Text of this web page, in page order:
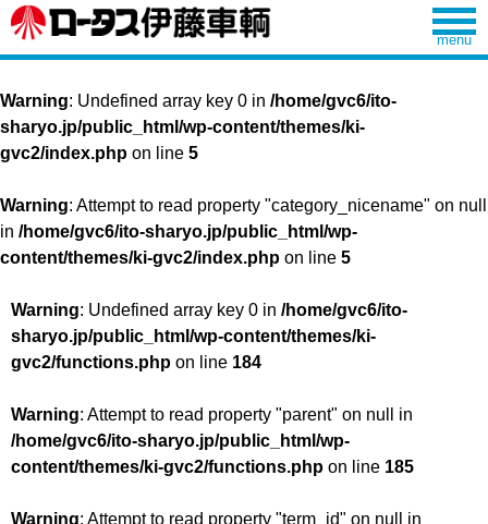
Warning: Undefined array key 0 in /home/gvc6/ito-
sharyo.jp/public_html/wp-content/themes/ki-
gvc2/index.php on line 5
Warning: Attempt to read property "category_nicename" on null
in /home/gvc6/ito-sharyo.jp/public_html/wp-
content/themes/ki-gvc2/index.php on line 5
Warning: Undefined array key 0 in /home/gvc6/ito-
sharyo.jp/public_html/wp-content/themes/ki-
gvc2/functions.php on line 184
Warning: Attempt to read property "parent" on null in
/home/gvc6/ito-sharyo.jp/public_html/wp-
content/themes/ki-gvc2/functions.php on line 185
Warning: Attempt to read property "term_id" on null in